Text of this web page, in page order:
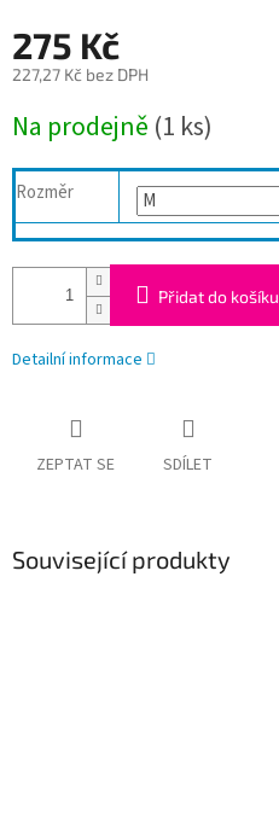
275 Kč
227,27 Kč bez DPH
cena:
Na prodejně (1 ks)
Rozměr
Přidat do košíku
Detailní informace
ZEPTAT SE SDÍLET
Související produkty